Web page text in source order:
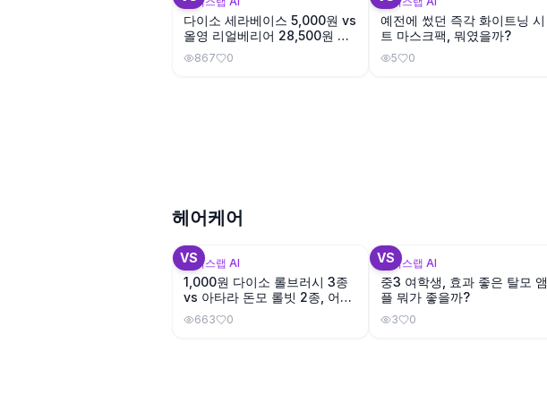
다이소 세라베이스 5,000원 vs
올영 리얼베리어 28,500원 —
성분이 얼마나 다를까?
867 0
예전에 썼던 즉각 화이트닝 시
트 마스크팩, 뭐였을까?
5 0
헤어케어
VS
뷰틱스랩 AI
1,000원 다이소 롤브러시 3종
vs 아타라 돈모 롤빗 2종, 어떤
걸 사야 할까?
663 0
VS
뷰틱스랩 AI
중3 여학생, 효과 좋은 탈모 앰
플 뭐가 좋을까?
3 0